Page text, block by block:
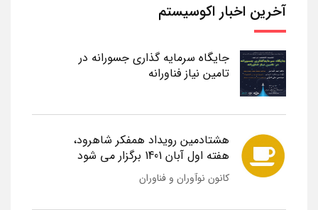
آخرین اخبار اکوسیستم
جایگاه سرمایه گذاری جسورانه در
تامین نیاز فناورانه
هشتادمین رویداد همفکر شاهرود،
هفته اول آبان 1401 برگزار می شود
کانون نوآوران و فناوران